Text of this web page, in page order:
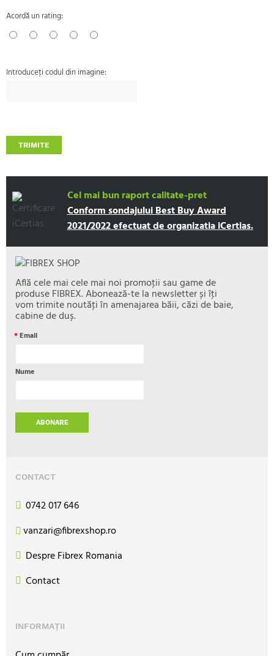
Acordă un rating:
Introduceţi codul din imagine:
TRIMITE
Cel mai bun raport calitate-pret
Conform sondajului Best Buy Award
2021/2022 efectuat de organizatia iCertias.
Află cele mai cele mai noi promoţii sau game de
produse FIBREX. Abonează-te la newsletter și îţi
vom trimite noutăţi în amenajarea băii, căzi de baie,
cabine de duș.
*Email
Nume
ABONARE
CONTACT
0742 017 646
vanzari@fibrexshop.ro
Despre Fibrex Romania
Contact
INFORMAȚII